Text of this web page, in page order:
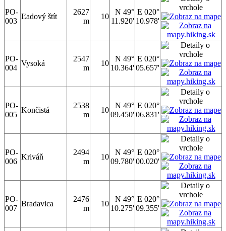
PO-
003
Ľadový štít
2627
m
10
N 49°
11.920'
E 020°
10.978'
PO-
004
Vysoká
2547
m
10
N 49°
10.364'
E 020°
05.657'
PO-
005
Končistá
2538
m
10
N 49°
09.450'
E 020°
06.831'
PO-
006
Kriváň
2494
m
10
N 49°
09.780'
E 020°
00.020'
PO-
007
Bradavica
2476
m
10
N 49°
10.275'
E 020°
09.355'